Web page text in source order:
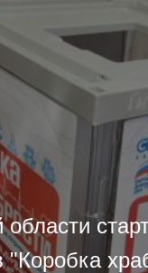
области
"Коробка